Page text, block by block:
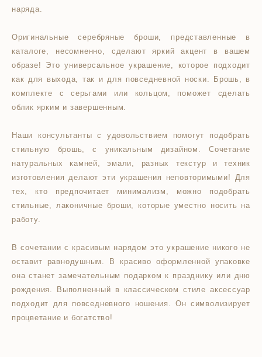
наряда.
Оригинальные серебряные броши, представленные в
каталоге, несомненно, сделают яркий акцент в вашем
образе! Это универсальное украшение, которое подходит
как для выхода, так и для повседневной носки. Брошь, в
комплекте с серьгами или кольцом, поможет сделать
облик ярким и завершенным.
Наши консультанты с удовольствием помогут подобрать
стильную брошь, c уникальным дизайном. Сочетание
натуральных камней, эмали, разных текстур и техник
изготовления делают эти украшения неповторимыми! Для
тех, кто предпочитает минимализм, можно подобрать
стильные, лаконичные броши, которые уместно носить на
работу.
В сочетании с красивым нарядом это украшение никого не
оставит равнодушным. В красиво оформленной упаковке
она станет замечательным подарком к празднику или дню
рождения. Выполненный в классическом стиле аксессуар
подходит для повседневного ношения. Он символизирует
процветание и богатство!